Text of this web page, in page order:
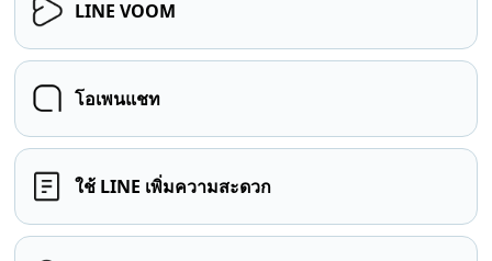
LINE VOOM
โอเพนแชท
ใช้ LINE เพิ่มความสะดวก